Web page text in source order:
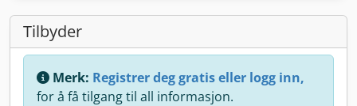
Tilbyder
Merk: Registrer deg gratis eller logg inn,
for å få tilgang til all informasjon.